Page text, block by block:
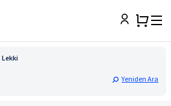
Yeniden Ara